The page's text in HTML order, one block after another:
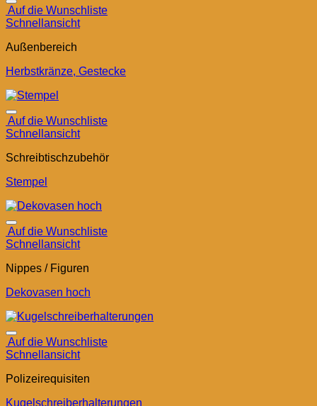
Auf die Wunschliste
Schnellansicht
Außenbereich
Herbstkränze, Gestecke
Auf die Wunschliste
Schnellansicht
Schreibtischzubehör
Stempel
Auf die Wunschliste
Schnellansicht
Nippes / Figuren
Dekovasen hoch
Auf die Wunschliste
Schnellansicht
Polizeirequisiten
Kugelschreiberhalterungen